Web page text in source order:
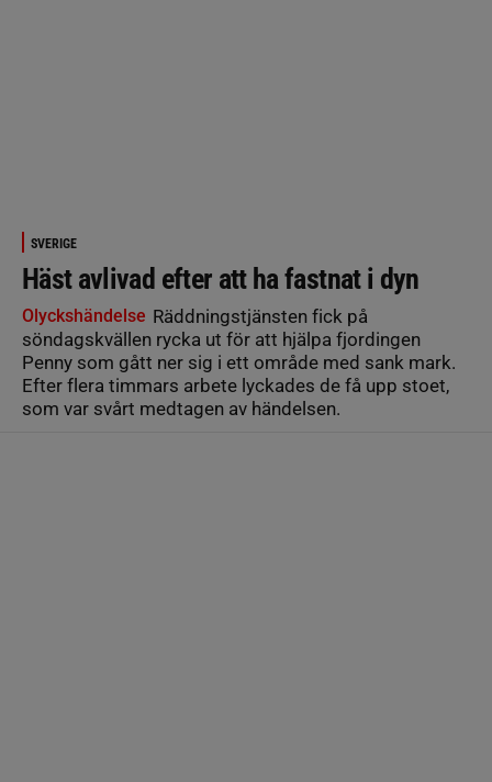
SVERIGE
Häst avlivad efter att ha fastnat i dyn
Olyckshändelse Räddningstjänsten fick på
söndagskvällen rycka ut för att hjälpa fjordingen
Penny som gått ner sig i ett område med sank mark.
Efter flera timmars arbete lyckades de få upp stoet,
som var svårt medtagen av händelsen.